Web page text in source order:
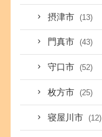
摂津市 (13)
門真市 (43)
守口市 (52)
枚方市 (25)
寝屋川市 (12)